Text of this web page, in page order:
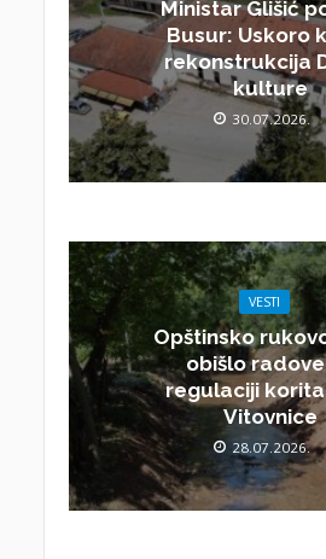
Ministar Glišić
Busur: Uskoro
rekonstrukcija
kulture
30.07.2026.
VESTI
Opštinsko
obišlo
regulaciji
Vitovnice
28.07.2026.